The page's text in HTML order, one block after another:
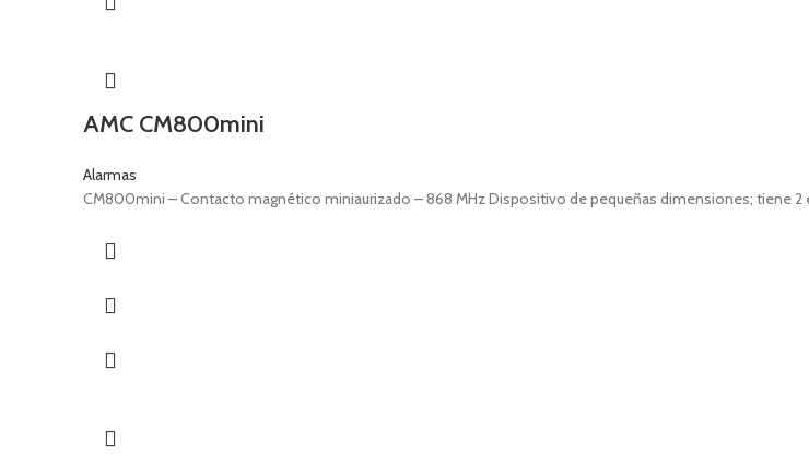
AMC CM800mini
Alarmas
CM800mini – Contacto magnético miniaurizado – 868 MHz Dispositivo de pequeñas dimensiones; tiene